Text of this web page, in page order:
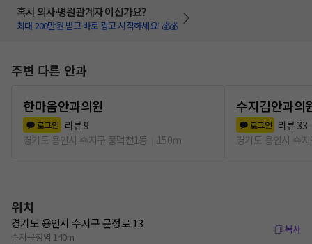
혹시 의사·병원관계자 이신가요?
최대 200만원 받고 바로 광고 시작하세요! 💰💰
주변 다른 안과
한마음안과의원
로그인 리뷰 9
경기도 용인시 수지구 풍덕천1동
150m
수지김안과의
로그인 리뷰 33
경기도 용인시 수
위치
경기도 용인시 수지구 문정로 13
수지구청역 140m
복사